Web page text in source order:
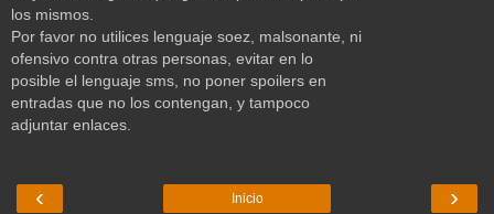
los mismos.
Por favor no utilices lenguaje soez, malsonante, ni
ofensivo contra otras personas, evitar en lo
posible el lenguaje sms, no poner spoilers en
entradas que no los contengan, y tampoco
adjuntar enlaces.
‹ ›
Inicio